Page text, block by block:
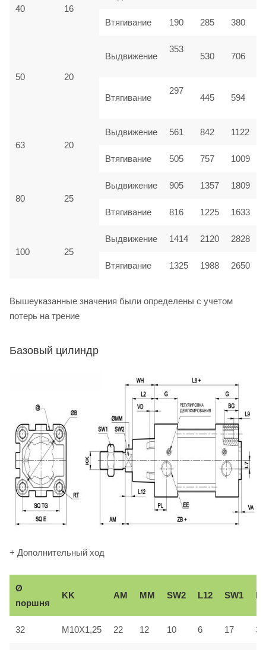
40 16
Втягивание 190 285 380
50 20
Выдвижение
353
530 706
Втягивание
297
445 594
63 20
Выдвижение 561 842 1122
Втягивание 505 757 1009
80 25
Выдвижение 905 1357 1809
Втягивание 816 1225 1633
100 25
Выдвижение 1414 2120 2828
Втягивание 1325 1988 2650
Вышеуказанные значения были определены с учетом
потерь на трение
Базовый цилиндр
+ Дополнительный ход
Ø
поршня
KK AM ММ SW2 L12 SW1
32 M10X1,25 22 12 10 6 17 30